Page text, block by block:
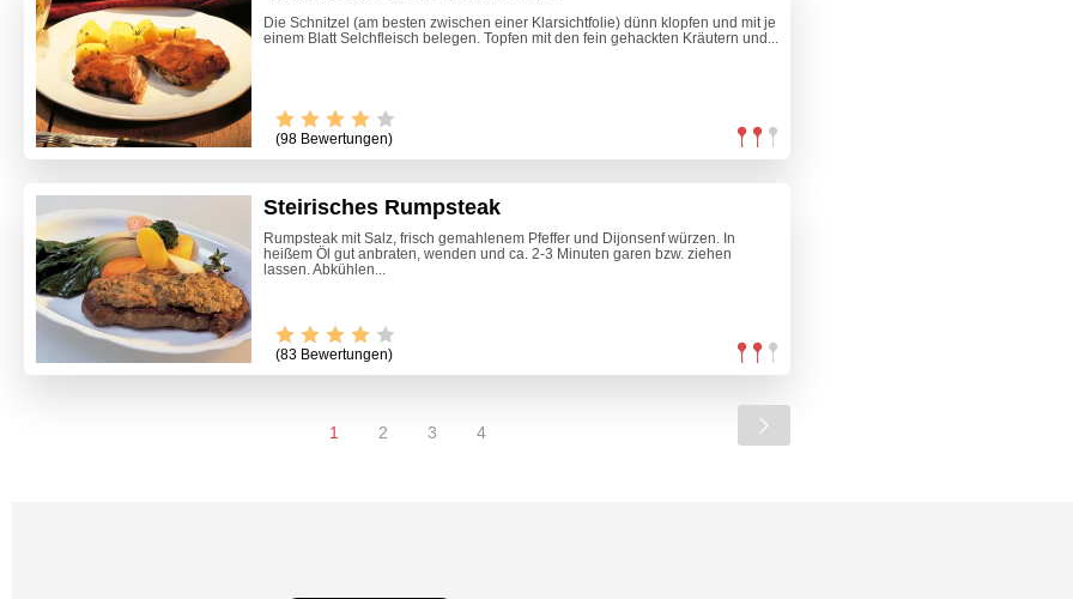
Die Schnitzel (am besten zwischen einer Klarsichtfolie) dünn klopfen und mit je
einem Blatt Selchfleisch belegen. Topfen mit den fein gehackten Kräutern und...
(98 Bewertungen)
Steirisches Rumpsteak
Rumpsteak mit Salz, frisch gemahlenem Pfeffer und Dijonsenf würzen. In
heißem Öl gut anbraten, wenden und ca. 2-3 Minuten garen bzw. ziehen
lassen. Abkühlen...
(83 Bewertungen)
1 2 3 4